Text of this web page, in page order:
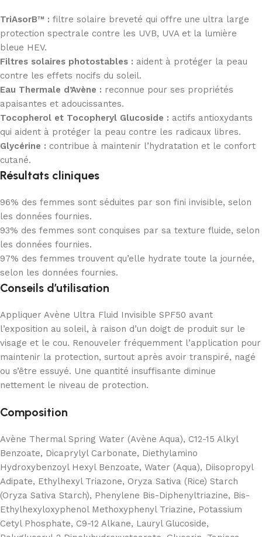
TriAsorB™ : filtre solaire breveté qui offre une ultra large
protection spectrale contre les UVB, UVA et la lumière
bleue HEV.
Filtres solaires photostables : aident à protéger la peau
contre les effets nocifs du soleil.
Eau Thermale d’Avène : reconnue pour ses propriétés
apaisantes et adoucissantes.
Tocopherol et Tocopheryl Glucoside : actifs antioxydants
qui aident à protéger la peau contre les radicaux libres.
Glycérine : contribue à maintenir l’hydratation et le confort
cutané.
Résultats cliniques
96% des femmes sont séduites par son fini invisible, selon
les données fournies.
93% des femmes sont conquises par sa texture fluide, selon
les données fournies.
97% des femmes trouvent qu’elle hydrate toute la journée,
selon les données fournies.
Conseils d’utilisation
Appliquer Avène Ultra Fluid Invisible SPF50 avant
l’exposition au soleil, à raison d’un doigt de produit sur le
visage et le cou. Renouveler fréquemment l’application pour
maintenir la protection, surtout après avoir transpiré, nagé
ou s’être essuyé. Une quantité insuffisante diminue
nettement le niveau de protection.
Composition
Avène Thermal Spring Water (Avène Aqua), C12-15 Alkyl
Benzoate, Dicaprylyl Carbonate, Diethylamino
Hydroxybenzoyl Hexyl Benzoate, Water (Aqua), Diisopropyl
Adipate, Ethylhexyl Triazone, Oryza Sativa (Rice) Starch
(Oryza Sativa Starch), Phenylene Bis-Diphenyltriazine, Bis-
Ethylhexyloxyphenol Methoxyphenyl Triazine, Potassium
Cetyl Phosphate, C9-12 Alkane, Lauryl Glucoside,